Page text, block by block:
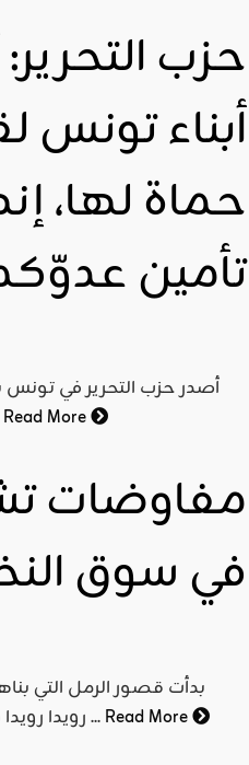
حزب
أبناء تونس
حماة لها،
تأمين
أصدر حزب التحرير في
Read More
مفاوضات
في سوق
بدأت قصور الرمل التي
رويدا رويدا ككل قصور الوهم التي شيدت على جُرف الانتخابات التي سبقتها ...Read More